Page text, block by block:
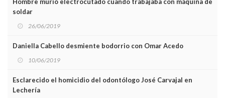
soldar
26/06/2019
Daniella Cabello desmiente bodorrio con Omar Acedo
10/06/2019
Esclarecido el homicidio del odontólogo José Carvajal en
Lechería